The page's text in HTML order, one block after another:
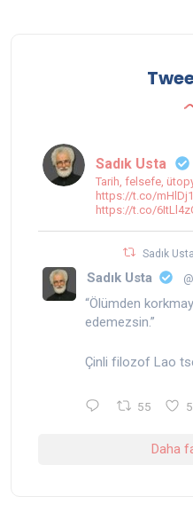
Sadık Usta
Tarih, felsefe,
https://t.co/
https://t.co/
Sadık
Sadık Usta
“Ölümden
edemezsin.”
Çinli filozof Lao
55
Daha